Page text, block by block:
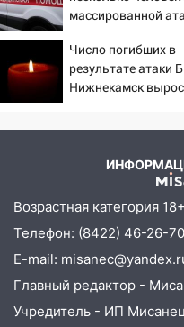
массированной
Число погибших в
результате атаки
Нижнекамск
Возрастная категория 18+
Телефон: (8422) 46-26-70
E-mail:
Главный редактор -
Учредитель - ИП